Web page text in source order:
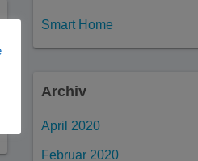
Smart Home
Archiv
April 2020
Februar 2020